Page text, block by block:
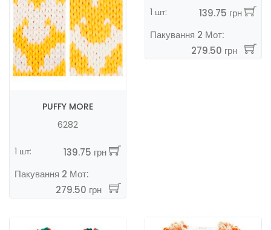
PUFFY MORE
6282
1 шт:
139.75 грн
Пакування 2 Мот:
279.50 грн
1 шт:
139.75 грн
Пакування 2 Мот:
279.50 грн